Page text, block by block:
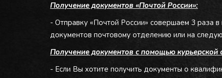
Получение документов «Почтой России»:
- Отправку «Почтой России» совершаем 3 раза
документов почтовому отделению или на
Получение документов с помощью курьерской
- Если Вы хотите получить документы о